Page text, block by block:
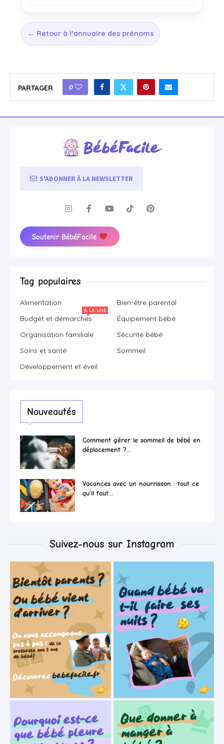
← Retour à l’annuaire des prénoms
PARTAGER 0
S'ABONNER À LA NEWSLETTER
Soutenir BébéFacile
Tag populaires
Alimentation
Bien-être parental
Budget et démarches
À LA UNE
Équipement bébé
Organisation familiale
Sécurité bébé
Soins et santé
Sommeil
Développement et éveil
Nouveautés
Comment gérer le sommeil de bébé en
déplacement ?...
Vacances avec un nourrisson : tout ce
qu’il faut...
Suivez-nous sur Instagram